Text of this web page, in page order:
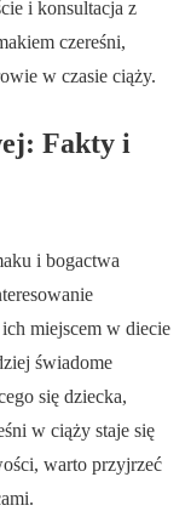
i konsultacja z
czereśni,
w czasie ciąży.
Fakty i
i bogactwa
miejscem w diecie
świadome
się dziecka,
w ciąży staje się
warto przyjrzeć